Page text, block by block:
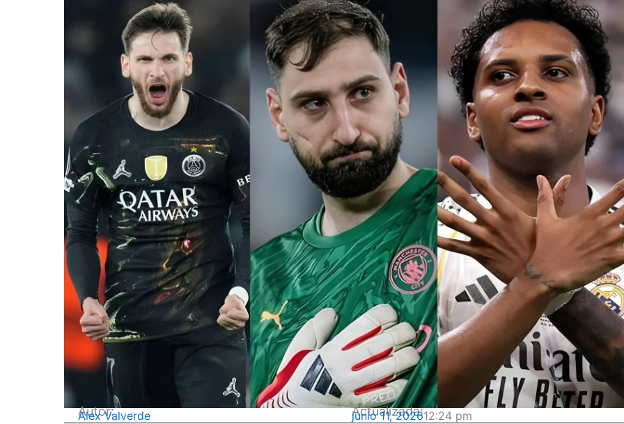
Autor:
Alex Valverde Actualizada:
junio 11, 202612:24 pm